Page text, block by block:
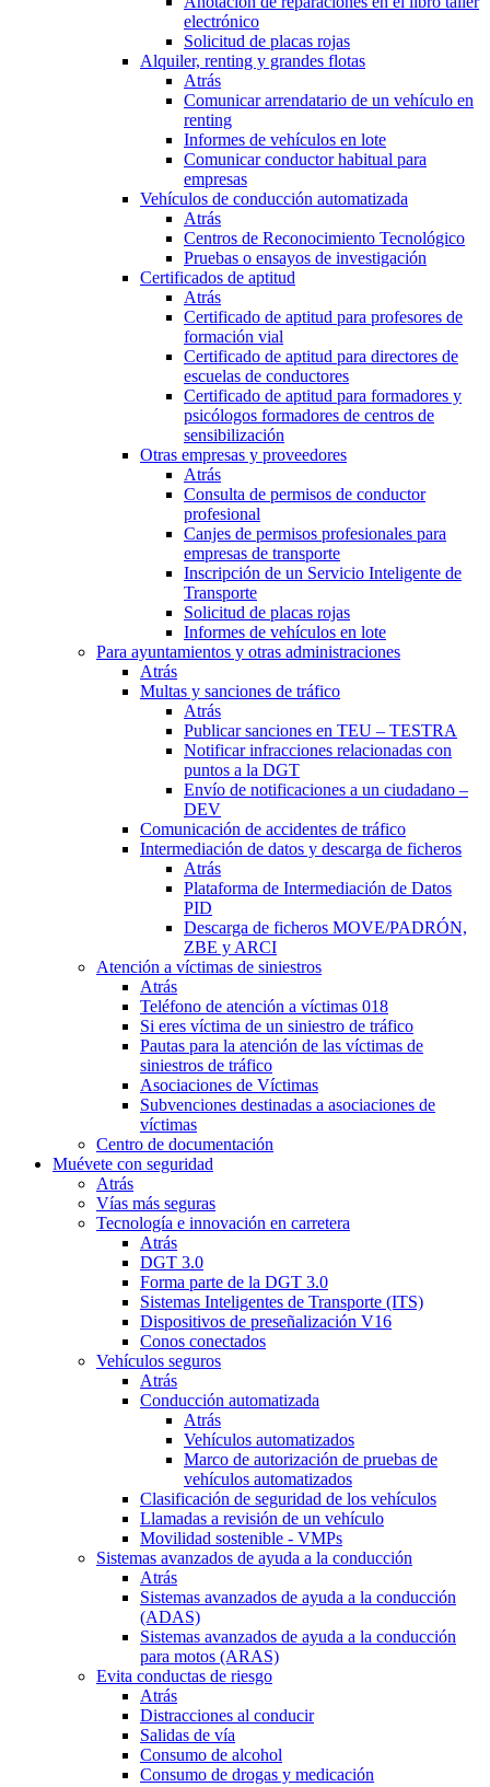
electrónico
Solicitud de placas rojas
Alquiler, renting y grandes flotas
Atrás
Comunicar arrendatario de un vehículo en
renting
Informes de vehículos en lote
Comunicar conductor habitual para
empresas
Vehículos de conducción automatizada
Atrás
Centros de Reconocimiento Tecnológico
Pruebas o ensayos de investigación
Certificados de aptitud
Atrás
Certificado de aptitud para profesores de
formación vial
Certificado de aptitud para directores de
escuelas de conductores
Certificado de aptitud para formadores y
psicólogos formadores de centros de
sensibilización
Otras empresas y proveedores
Atrás
Consulta de permisos de conductor
profesional
Canjes de permisos profesionales para
empresas de transporte
Inscripción de un Servicio Inteligente de
Transporte
Solicitud de placas rojas
Informes de vehículos en lote
Para ayuntamientos y otras administraciones
Atrás
Multas y sanciones de tráfico
Atrás
Publicar sanciones en TEU – TESTRA
Notificar infracciones relacionadas con
puntos a la DGT
Envío de notificaciones a un ciudadano –
DEV
Comunicación de accidentes de tráfico
Intermediación de datos y descarga de ficheros
Atrás
Plataforma de Intermediación de Datos
PID
Descarga de ficheros MOVE/PADRÓN,
ZBE y ARCI
Atención a víctimas de siniestros
Atrás
Teléfono de atención a víctimas 018
Si eres víctima de un siniestro de tráfico
Pautas para la atención de las víctimas de
siniestros de tráfico
Asociaciones de Víctimas
Subvenciones destinadas a asociaciones de
víctimas
Centro de documentación
Muévete con seguridad
Atrás
Vías más seguras
Tecnología e innovación en carretera
Atrás
DGT 3.0
Forma parte de la DGT 3.0
Sistemas Inteligentes de Transporte (ITS)
Dispositivos de preseñalización V16
Conos conectados
Vehículos seguros
Atrás
Conducción automatizada
Atrás
Vehículos automatizados
Marco de autorización de pruebas de
vehículos automatizados
Clasificación de seguridad de los vehículos
Llamadas a revisión de un vehículo
Movilidad sostenible - VMPs
Sistemas avanzados de ayuda a la conducción
Atrás
Sistemas avanzados de ayuda a la conducción
(ADAS)
Sistemas avanzados de ayuda a la conducción
para motos (ARAS)
Evita conductas de riesgo
Atrás
Distracciones al conducir
Salidas de vía
Consumo de alcohol
Consumo de drogas y medicación